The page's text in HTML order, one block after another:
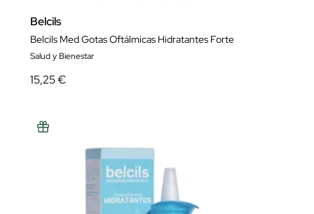
Belcils
Belcils Med Gotas Oftálmicas Hidratantes Forte
Salud y Bienestar
15,25 €